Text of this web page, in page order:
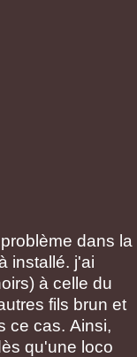
dans la
installé. j'ai
à celle du
fils brun et
ce cas. Ainsi,
qu'une loco